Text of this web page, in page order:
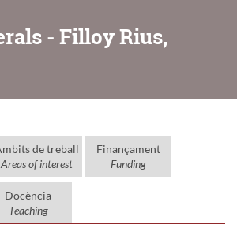
- Filloy Rius,
de treball
Areas of interest
Finançament
Funding
Docència
Teaching